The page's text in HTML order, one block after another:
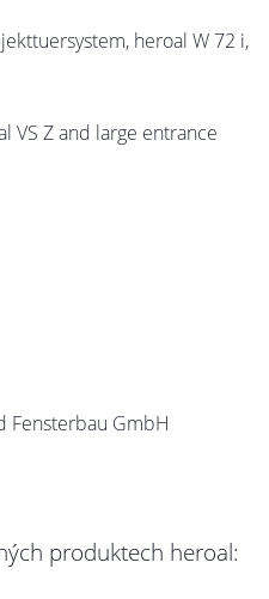
heroal W 72 i,
VS Z and large entrance
Fensterbau GmbH
produktech heroal: